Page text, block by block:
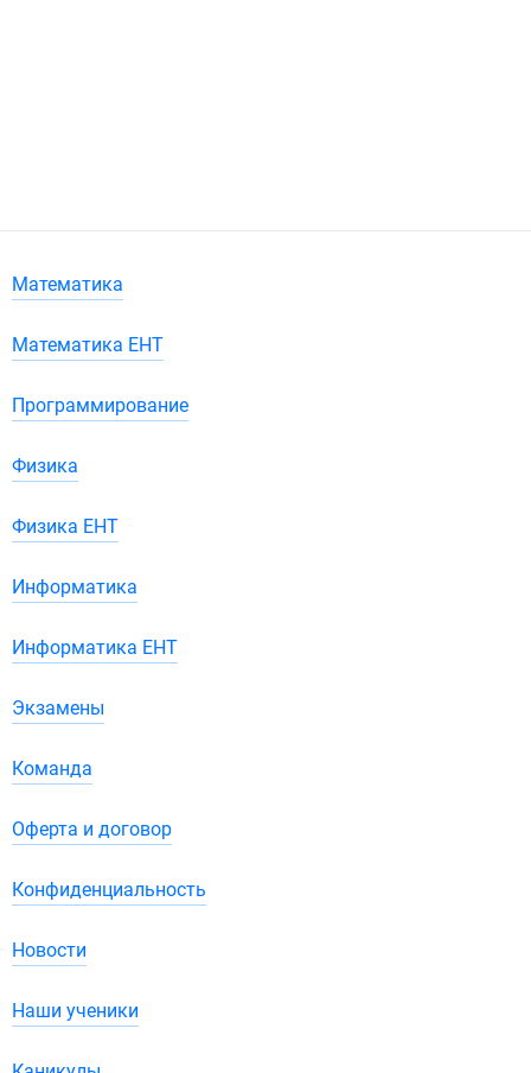
Математика
Математика ЕНТ
Программирование
Физика
Физика ЕНТ
Информатика
Информатика ЕНТ
Экзамены
Команда
Оферта и договор
Конфиденциальность
Новости
Наши ученики